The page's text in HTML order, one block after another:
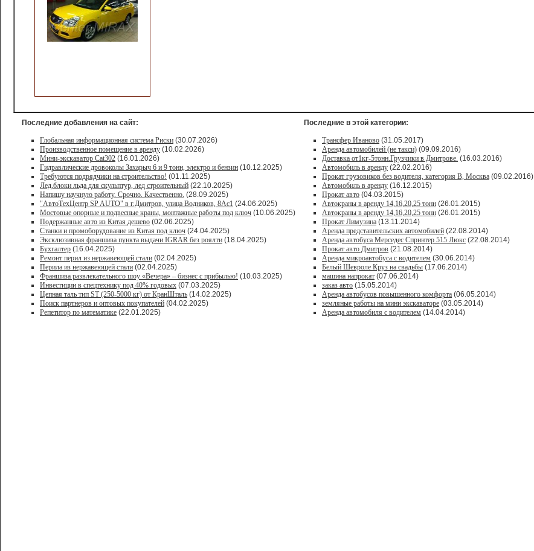
Последние добавления на сайт:
Глобальная информационная система Риски (30.07.2026)
Производственное помещение в аренду (10.02.2026)
Мини-экскаватор Cat302 (16.01.2026)
Гидравлические дровоколы Захарыч 6 и 9 тонн, электро и бензин (10.12.2025)
Требуются подрядчики на строительство! (01.11.2025)
Лед,блоки льда для скульптур, лед строительный (22.10.2025)
Напишу научную работу. Срочно. Качественно. (28.09.2025)
"АвтоТехЦентр SP AUTO" в г.Дмитров, улица Водников, 8Ас1 (24.06.2025)
Мостовые опорные и подвесные краны, монтажные работы под ключ (10.06.2025)
Подержанные авто из Китая дешево (02.06.2025)
Станки и промоборудование из Китая под ключ (24.04.2025)
Эксклюзивная франшиза пункта выдачи IGRAR без роялти (18.04.2025)
Бухгалтер (16.04.2025)
Ремонт перил из нержавеющей стали (02.04.2025)
Перила из нержавеющей стали (02.04.2025)
Франшиза развлекательного шоу «Вечера» – бизнес с прибылью! (10.03.2025)
Инвестиции в спецтехнику под 40% годовых (07.03.2025)
Цепная таль тип ST (250-5000 кг) от КранШталь (14.02.2025)
Поиск партнеров и оптовых покупателей (04.02.2025)
Репетитор по математике (22.01.2025)
Последние в этой категории:
Трансфер Иваново (31.05.2017)
Аренда автомобилей (не такси) (09.09.2016)
Доставка от1кг-5тонн.Грузчики в Дмитрове. (16.03.2016)
Автомобиль в аренду (22.02.2016)
Прокат грузовиков без водителя, категория В, Москва (09.02.2016)
Автомобиль в аренду (16.12.2015)
Прокат авто (04.03.2015)
Автокраны в аренду 14,16,20,25 тонн (26.01.2015)
Автокраны в аренду 14,16,20,25 тонн (26.01.2015)
Прокат Лимузина (13.11.2014)
Аренда представительских автомобилей (22.08.2014)
Аренда автобуса Мерседес Спринтер 515 Люкс (22.08.2014)
Прокат авто Дмитров (21.08.2014)
Аренда микроавтобуса с водителем (30.06.2014)
Белый Шевроле Круз на свадьбы (17.06.2014)
машина напрокат (07.06.2014)
заказ авто (15.05.2014)
Аренда автобусов повышенного комфорта (06.05.2014)
земляные работы на мини экскаваторе (03.05.2014)
Аренда автомобиля с водителем (14.04.2014)